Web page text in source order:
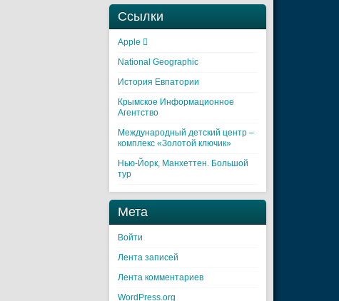
Ссылки
Apple 
National Geographic
История Евпатории
Крымское Информационное
Агентство
Международный детский центр –
комплекс «Золотой ключик»
Нью-Йорк, Манхеттен. Большой
тур
Мета
Войти
Лента записей
Лента комментариев
WordPress.org